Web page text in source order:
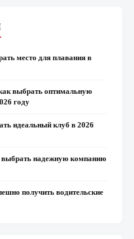
место для плавания в
выбрать оптимальную
году
идеальный клуб в 2026
выбрать надежную компанию
получить водительские